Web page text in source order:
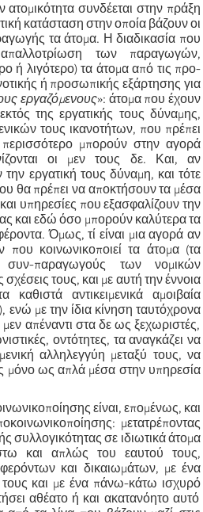
ατομικότητα συνδέεται στην πράξη
κατάσταση στην οποία βάζουν οι
τα άτομα. Η διαδικασία που
των παραγωγών,
ή λιγότερο) τα άτομα από τις προ-
ή προσωπικής εξάρτησης για
εργαζόμενους»: άτομα που έχουν
της εργατικής τους δύναμης,
τους ικανοτήτων, που πρέπει
μπορούν στην αγορά
οι μεν τους δε. Και, αν
εργατική τους δύναμη, και τότε
θα πρέπει να αποκτήσουν τα μέσα
υπηρεσίες που εξασφαλίζουν την
και εδώ όσο μπορούν καλύτερα τα
Όμως, τί είναι μια αγορά αν
κοινωνικοποιεί τα άτομα (τα
συν-παραγωγούς των νομικών
τους, και με αυτή την έννοια
καθιστά αντικειμενικά αμοιβαία
ενώ με την ίδια κίνησηταυτόχρονα
μεν απέναντι στα δε ως ξεχωριστές,
οντότητες, τα αναγκάζει να
αλληλεγγύη μεταξύ τους, να
μόνο ως απλά μέσα στην υπηρεσία
είναι, επομένως, και
μετατρέποντας
συλλογικότητας σε ιδιωτικά άτομα
και απλώς του εαυτού τους,
και δικαιωμάτων, με ένα
και με ένα πάνω-κάτω ισχυρό
αθέατο ή και ακατανόητο αυτό